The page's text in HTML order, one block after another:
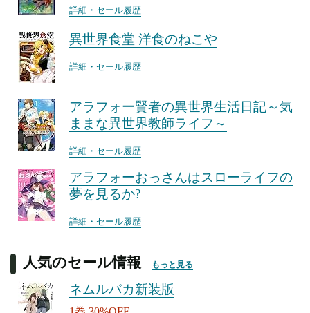
詳細・セール履歴
異世界食堂 洋食のねこや
詳細・セール履歴
アラフォー賢者の異世界生活日記～気
ままな異世界教師ライフ～
詳細・セール履歴
アラフォーおっさんはスローライフの
夢を見るか?
詳細・セール履歴
人気のセール情報 もっと見る
ネムルバカ新装版